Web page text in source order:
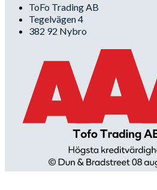
ToFo Trading AB
Tegelvägen 4
382 92 Nybro